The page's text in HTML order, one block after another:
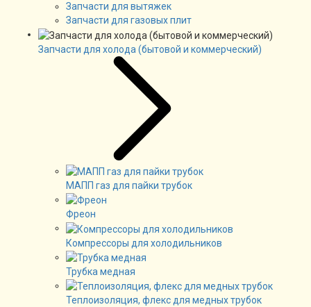
Запчасти для вытяжек
Запчасти для газовых плит
Запчасти для холода (бытовой и коммерческий)
МАПП газ для пайки трубок
Фреон
Компрессоры для холодильников
Трубка медная
Теплоизоляция, флекс для медных трубок